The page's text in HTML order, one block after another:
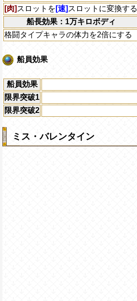
[肉] スロットを [速] スロットに変換する
船長効果：1万キロボディ
格闘タイプキャラの体力を2倍にする
船員効果
船員効果
限界突破1
限界突破2
ミス・バレンタイン